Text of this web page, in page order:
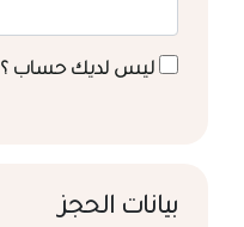
ليس لديك حساب ؟
بيانات الحجز